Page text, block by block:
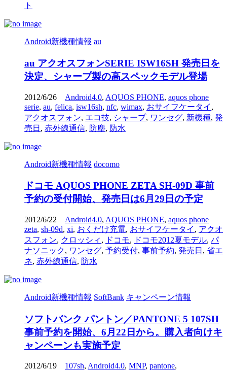
ト
Android新機種情報 au
au アクオスフォンSERIE ISW16SH 発売日を
決定、シャープ製の高スペックモデル登場
2012/6/26 Android4.0, AQUOS PHONE, aquos phone
serie, au, felica, isw16sh, nfc, wimax, おサイフケータイ ,
アクオスフォン, エコ技, シャープ, ワンセグ, 新機種, 発
売日 , 赤外線通信, 防塵, 防水
Android新機種情報 docomo
ドコモ AQUOS PHONE ZETA SH-09D 事前
予約の受付開始、発売日は6月29日の予定
2012/6/22 Android4.0, AQUOS PHONE, aquos phone
zeta, sh-09d, xi, おくだけ充電, おサイフケータイ , アクオ
スフォン, クロッシィ , ドコモ, ドコモ2012夏モデル, パ
ナソニック, ワンセグ, 予約受付, 事前予約, 発売日 , 省エ
ネ, 赤外線通信, 防水
Android新機種情報 SoftBank キャンペーン情報
ソフトバンク パントン／PANTONE 5 107SH
事前予約を開始、6月22日から。購入者向けキ
ャンペーンも実施予定
2012/6/19 107sh, Android4.0, MNP, pantone,